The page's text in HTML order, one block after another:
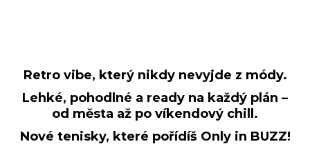
Retro vibe, který nikdy nevyjde z módy.
Lehké, pohodlné a ready na každý plán –
od města až po víkendový chill.
Nové tenisky, které pořídíš Only in BUZZ!